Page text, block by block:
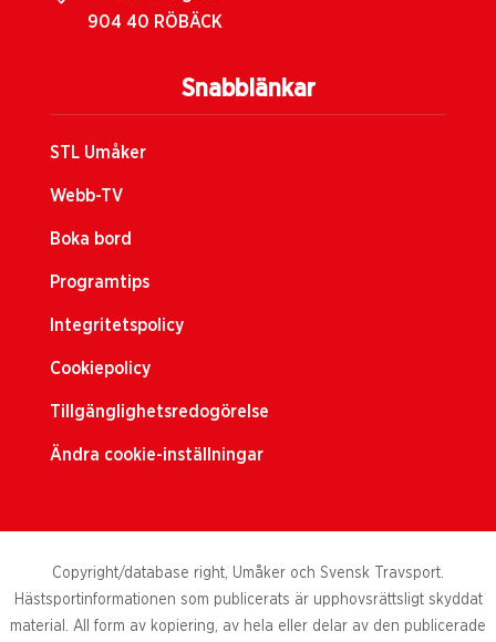
Snabblänkar
STL Umåker
Webb-TV
Boka bord
Programtips
Integritetspolicy
Cookiepolicy
Tillgänglighetsredogörelse
Ändra cookie-inställningar
904 40 RÖBÄCK
Copyright/database right, Umåker och Svensk Travsport.
Hästsportinformationen som publicerats är upphovsrättsligt skyddat
material. All form av kopiering, av hela eller delar av den publicerade